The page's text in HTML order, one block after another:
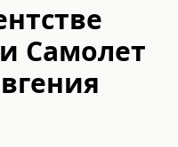
Самолет